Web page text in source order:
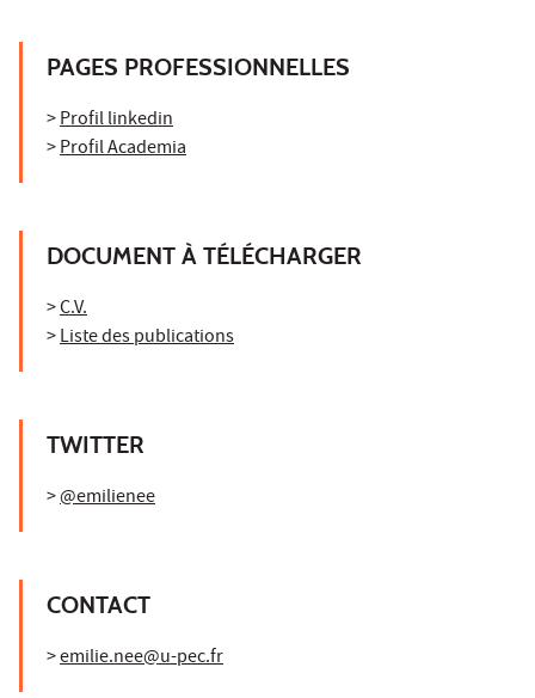
PAGES PROFESSIONNELLES
>Profil linkedin
>Profil Academia
DOCUMENT À TÉLÉCHARGER
>C.V.
>Liste des publications
TWITTER
>@emilienee
CONTACT
>emilie.nee@u-pec.fr